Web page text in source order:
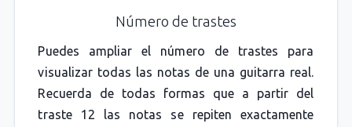
Número de trastes
Puedes ampliar el número de trastes para
visualizar todas las notas de una guitarra real.
Recuerda de todas formas que a partir del
traste 12 las notas se repiten exactamente